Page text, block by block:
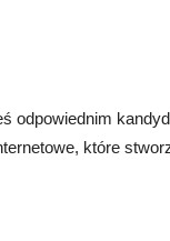
odpowiednim
które